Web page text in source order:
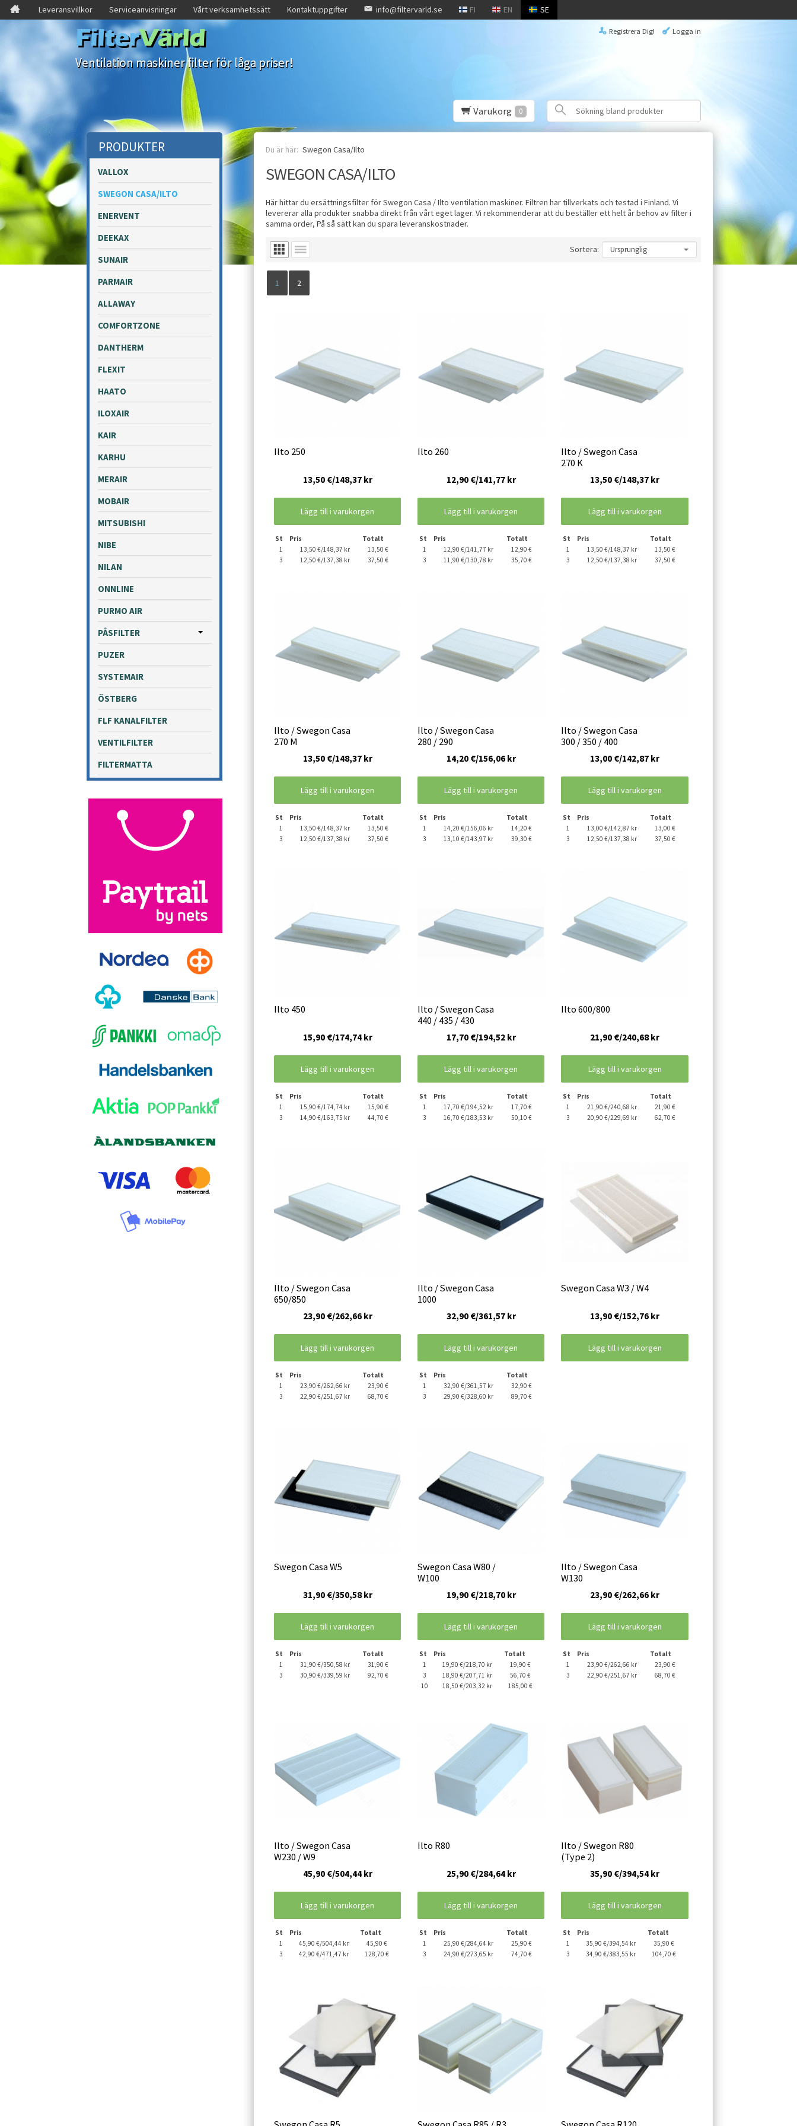
Leveransvillkor Serviceanvisningar Vårt verksamhetssätt Kontaktuppgifter info@filtervarld.se FI EN SE
FilterVärld
Ventilation maskiner filter för låga priser!
Registrera Dig! Logga in
Varukorg 0
Swegon Casa/Ilto
SWEGON CASA/ILTO
Här hittar du ersättningsfilter för Swegon Casa / Ilto ventilation maskiner. Filtren har tillverkats och testad i Finland. Vi
levererar alla produkter snabba direkt från vårt eget lager. Vi rekommenderar att du beställer ett helt år behov av filter i
samma order, På så sätt kan du spara leveranskostnader.
Sortera:
1 2
Ilto 250
13,50 €/148,37 kr
Lägg till i varukorgen
St Pris
Totalt
1
13,50 €/148,37 kr
13,50 €
3
12,50 €/137,38 kr 37,50 €
Ilto 260
12,90 €/141,77 kr
Lägg till i varukorgen
St Pris
Totalt
1
12,90 €/141,77 kr
12,90 €
3
11,90 €/130,78 kr 35,70 €
Ilto / Swegon Casa
270 K
13,50 €/148,37 kr
Lägg till i varukorgen
St Pris
Totalt
1
13,50 €/148,37 kr
13,50 €
3
12,50 €/137,38 kr 37,50 €
Ilto / Swegon Casa
270 M
13,50 €/148,37 kr
Lägg till i varukorgen
St Pris
Totalt
1
13,50 €/148,37 kr
13,50 €
3
12,50 €/137,38 kr 37,50 €
Ilto / Swegon Casa
280 / 290
14,20 €/156,06 kr
Lägg till i varukorgen
St Pris
Totalt
1
14,20 €/156,06 kr
14,20 €
3
13,10 €/143,97 kr 39,30 €
Ilto / Swegon Casa
300 / 350 / 400
13,00 €/142,87 kr
Lägg till i varukorgen
St Pris
Totalt
1
13,00 €/142,87 kr
13,00 €
3
12,50 €/137,38 kr 37,50 €
Ilto 450
15,90 €/174,74 kr
Lägg till i varukorgen
St Pris
Totalt
1
15,90 €/174,74 kr
15,90 €
3
14,90 €/163,75 kr 44,70 €
Ilto / Swegon Casa
440 / 435 / 430
17,70 €/194,52 kr
Lägg till i varukorgen
St Pris
Totalt
1
17,70 €/194,52 kr
17,70 €
3
16,70 €/183,53 kr 50,10 €
Ilto 600/800
21,90 €/240,68 kr
Lägg till i varukorgen
St Pris
Totalt
1
21,90 €/240,68 kr
21,90 €
3
20,90 €/229,69 kr 62,70 €
Ilto / Swegon Casa
650/850
23,90 €/262,66 kr
Lägg till i varukorgen
St Pris
Totalt
1
23,90 €/262,66 kr
23,90 €
3
22,90 €/251,67 kr 68,70 €
Ilto / Swegon Casa
1000
32,90 €/361,57 kr
Lägg till i varukorgen
St Pris
Totalt
1
32,90 €/361,57 kr
32,90 €
3
29,90 €/328,60 kr 89,70 €
Swegon Casa W3 / W4
13,90 €/152,76 kr
Lägg till i varukorgen
Swegon Casa W5
31,90 €/350,58 kr
Lägg till i varukorgen
St Pris
Totalt
1
31,90 €/350,58 kr
31,90 €
3
30,90 €/339,59 kr 92,70 €
Swegon Casa W80 /
W100
19,90 €/218,70 kr
Lägg till i varukorgen
St Pris
Totalt
1
19,90 €/218,70 kr
19,90 €
3
18,90 €/207,71 kr
56,70 €
10
18,50 €/203,32 kr 185,00 €
Ilto / Swegon Casa
W130
23,90 €/262,66 kr
Lägg till i varukorgen
St Pris
Totalt
1
23,90 €/262,66 kr
23,90 €
3
22,90 €/251,67 kr 68,70 €
Ilto / Swegon Casa
W230 / W9
45,90 €/504,44 kr
Lägg till i varukorgen
St Pris
Totalt
1
45,90 €/504,44 kr
45,90 €
3
42,90 €/471,47 kr 128,70 €
Ilto R80
25,90 €/284,64 kr
Lägg till i varukorgen
St Pris
Totalt
1
25,90 €/284,64 kr
25,90 €
3
24,90 €/273,65 kr 74,70 €
Ilto / Swegon R80
(Type 2)
35,90 €/394,54 kr
Lägg till i varukorgen
St Pris
Totalt
1
35,90 €/394,54 kr
35,90 €
3
34,90 €/383,55 kr 104,70 €
PRODUKTER
VALLOX
SWEGON CASA/ILTO
ENERVENT
DEEKAX
SUNAIR
PARMAIR
ALLAWAY
COMFORTZONE
DANTHERM
FLEXIT
HAATO
ILOXAIR
KAIR
KARHU
MERAIR
MOBAIR
MITSUBISHI
NIBE
NILAN
ONNLINE
PURMO AIR
PÅSFILTER
PUZER
SYSTEMAIR
ÖSTBERG
FLF KANALFILTER
VENTILFILTER
FILTERMATTA